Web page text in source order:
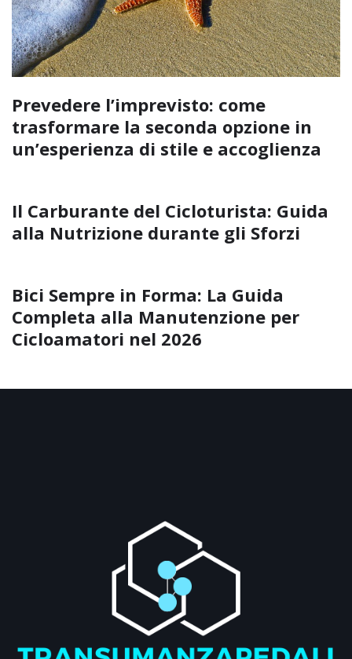
Prevedere l’imprevisto: come
trasformare la seconda opzione in
un’esperienza di stile e accoglienza
Il Carburante del Cicloturista: Guida
alla Nutrizione durante gli Sforzi
Bici Sempre in Forma: La Guida
Completa alla Manutenzione per
Cicloamatori nel 2026